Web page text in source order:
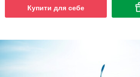
Купити для себе